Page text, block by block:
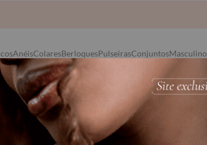
AnéisColaresBerloquesPulseirasConjuntosMasculino